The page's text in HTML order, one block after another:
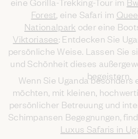
Forest, eine Safari im
Nationalpark oder eine
Viktoriasee: Entdecken Sie
persönliche Weise. Lassen Sie
und Schönheit dieses
begeistern.
Wenn Sie Uganda besonders
möchten, mit kleinen,
persönlicher Betreuung und
Schimpansen Begegnungen,
Luxus Safaris in